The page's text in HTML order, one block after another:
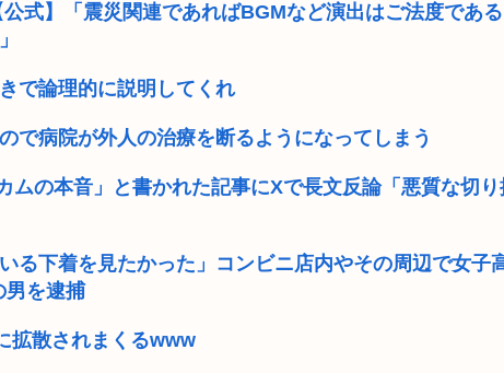
式】「震災関連であればBGMなど演出はご法度であ
で論理的に説明してくれ
で病院が外人の治療を断るようになってしまう
ムの本音」と書かれた記事にXで長文反論「悪質な切
る下着を見たかった」コンビニ店内やその周辺で女子
男を逮捕
拡散されまくるwww